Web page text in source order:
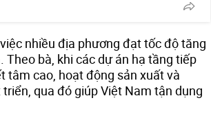
nhiều địa phương đạt tốc độ tăng
bà, khi các dự án hạ tầng tiếp
tâm cao, hoạt động sản xuất và
qua đó giúp Việt Nam tận dụng